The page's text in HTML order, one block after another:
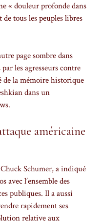
« douleur profonde dans
tous les peuples libres
page sombre dans
les agresseurs contre
de la mémoire historique
dans un
américaine
Schumer, a indiqué
avec l’ensemble des
publiques. Il a aussi
rapidement ses
relative aux